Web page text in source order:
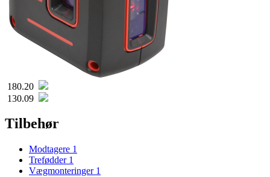
180.20
130.09
Tilbehør
Modtagere 1
Trefødder 1
Vægmonteringer 1